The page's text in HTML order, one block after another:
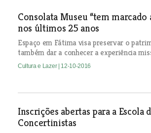
Consolata Museu “tem marcado
nos últimos 25 anos
Espaço em Fátima visa preservar o
também dar a conhecer a experiência
Cultura e Lazer | 12-10-2016
Inscrições abertas para a Escola
Concertinistas